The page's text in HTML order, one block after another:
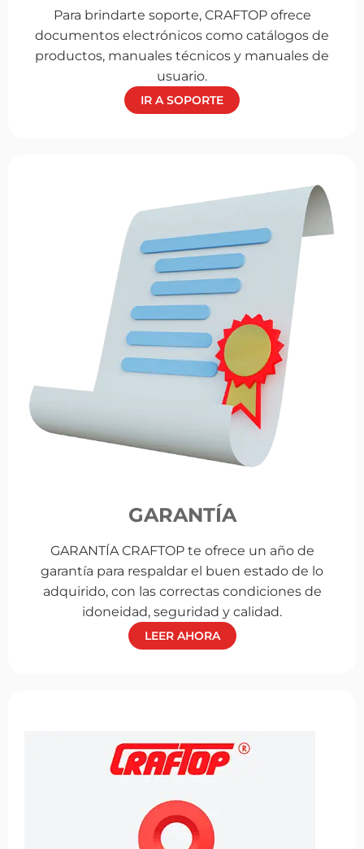
Para brindarte soporte, CRAFTOP ofrece
documentos electrónicos como catálogos de
productos, manuales técnicos y manuales de
usuario.
IR A SOPORTE
GARANTÍA
GARANTÍA CRAFTOP te ofrece un año de
garantía para respaldar el buen estado de lo
adquirido, con las correctas condiciones de
idoneidad, seguridad y calidad.
LEER AHORA